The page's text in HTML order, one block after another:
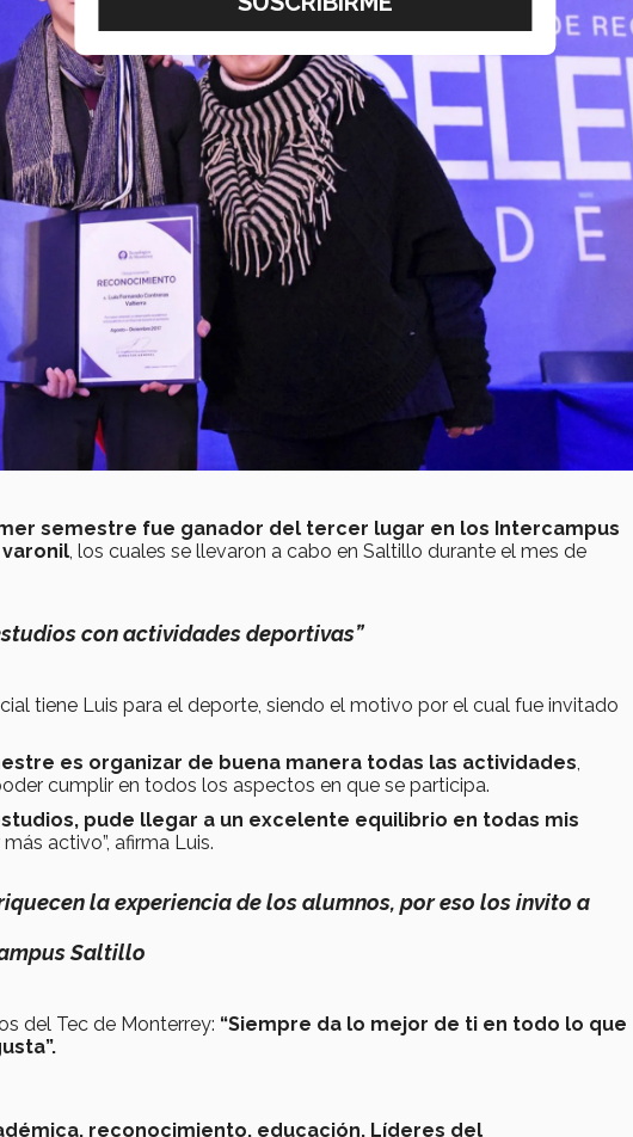
semestre fue ganador del tercer lugar en los Intercampus
, los cuales se llevaron a cabo en Saltillo durante el mes de
con actividades deportivas”
tiene Luis para el deporte, siendo el motivo por el cual fue invitado
es organizar de buena manera todas las actividades,
cumplir en todos los aspectos en que se participa.
pude llegar a un excelente equilibrio en todas mis
activo”, afirma Luis.
la experiencia de los alumnos, por eso los invito a
Saltillo
del Tec de Monterrey: “Siempre da lo mejor de ti en todo lo que
reconocimiento, educación, Líderes del